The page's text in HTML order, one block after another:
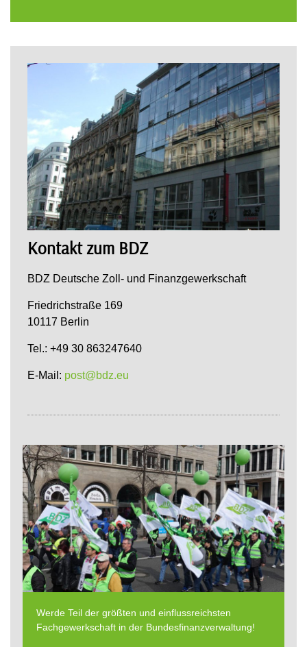
Kontakt zum BDZ
BDZ Deutsche Zoll- und Finanzgewerkschaft
Friedrichstraße 169
10117 Berlin
Tel.: +49 30 863247640
E-Mail: post@bdz.eu
Werde Teil der größten und einflussreichsten
Fachgewerkschaft in der Bundesfinanzverwaltung!